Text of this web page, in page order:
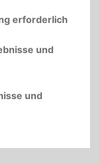
erforderlich
und
und